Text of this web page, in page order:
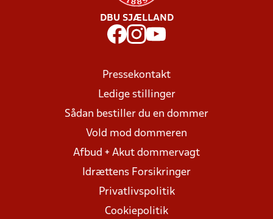
DBU SJÆLLAND
Pressekontakt
Ledige stillinger
Sådan bestiller du en dommer
Vold mod dommeren
Afbud + Akut dommervagt
Idrættens Forsikringer
Privatlivspolitik
Cookiepolitik